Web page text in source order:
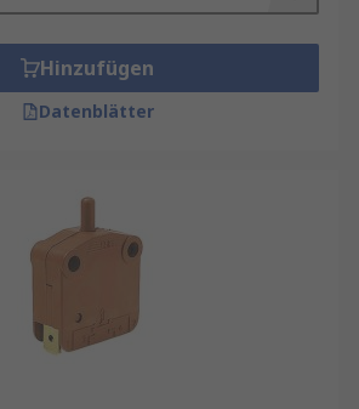
Hinzufügen
Datenblätter